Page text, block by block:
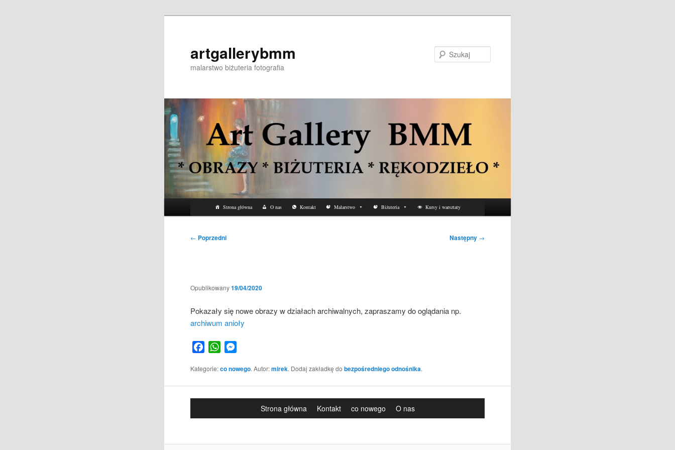
artgallerybmm
malarstwo biżuteria fotografia
menu
Strona główna O nas Kontakt Malarstwo Biżuteria Kursy i warsztaty
Nawigacja
← Poprzedni Następny →
Opublikowany19/04/2020
Pokazały się nowe obrazy w działach archiwalnych, zapraszamy do oglądania np.
archiwum anioły
FacebookWhatsApp
Kategorie:co nowego. Autor:mirek. Dodaj zakładkę dobezpośredniego odnośnika.
Strona główna Kontakt co nowego O nas